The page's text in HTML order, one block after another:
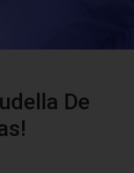
De